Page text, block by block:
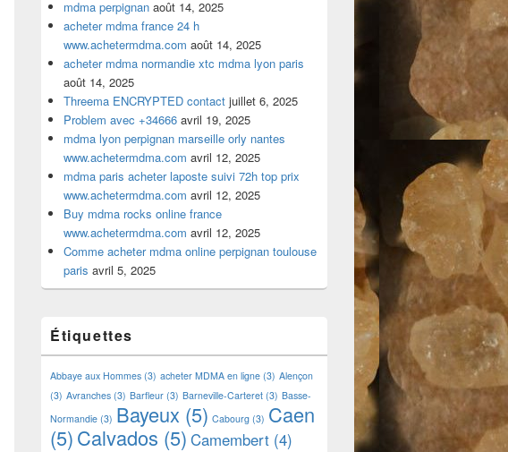
mdma perpignan août 14, 2025
acheter mdma france 24 h
www.achetermdma.com août 14, 2025
acheter mdma normandie xtc mdma lyon paris
août 14, 2025
Threema ENCRYPTED contact juillet 6, 2025
Problem avec +34666 avril 19, 2025
mdma lyon perpignan marseille orly nantes
www.achetermdma.com avril 12, 2025
mdma paris acheter laposte suivi 72h top prix
www.achetermdma.com avril 12, 2025
Buy mdma rocks online france
www.achetermdma.com avril 12, 2025
Comme acheter mdma online perpignan toulouse
paris avril 5, 2025
Étiquettes
Abbaye aux Hommes (3) acheter MDMA en ligne (3) Alençon
(3) Avranches (3) Barfleur (3) Barneville-Carteret (3) Basse-
Normandie (3) Bayeux (5) Cabourg (3) Caen
(5)Calvados (5) Camembert (4)